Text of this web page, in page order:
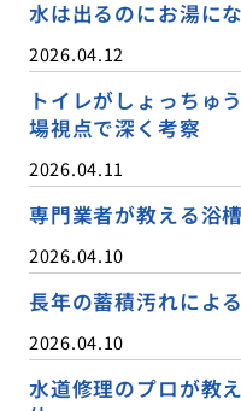
水は出るのにお湯に
2026.04.12
トイレがしょっちゅ
場視点で深く考察
2026.04.11
専門業者が教える浴
2026.04.10
長年の蓄積汚れによ
2026.04.10
水道修理のプロが教